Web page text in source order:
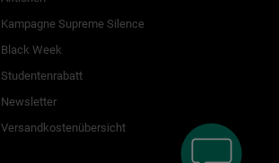
Kampagne Supreme Silence
Black Week
Studentenrabatt
Newsletter
Versandkostenübersicht